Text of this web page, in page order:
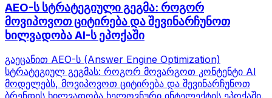
AEO-ს სტრატეგიული გეგმა: როგორ
მოვიპოვოთ ციტირება და შევინარჩუნოთ
ხილვადობა AI-ს ეპოქაში
გაეცანით AEO-ს (Answer Engine Optimization)
სტრატეგიულ გეგმას: როგორ მოვარგოთ კონტენტი AI
მოდელებს, მოვიპოვოთ ციტირება და შევინარჩუნოთ